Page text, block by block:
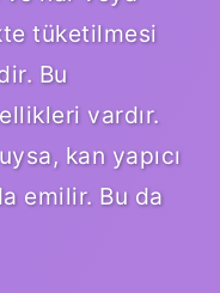
tüketilmesi
Bu
vardır.
kan yapıcı
emilir. Bu da